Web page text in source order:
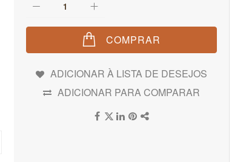
COMPRAR
ADICIONAR À LISTA DE DESEJOS
ADICIONAR PARA COMPARAR